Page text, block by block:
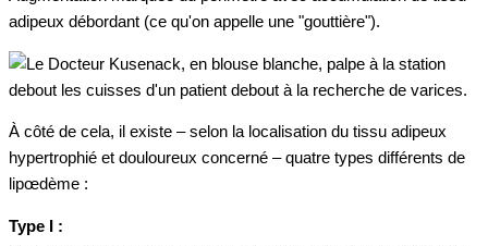
adipeux débordant (ce qu'on appelle une "gouttière").
À côté de cela, il existe – selon la localisation du tissu adipeux
hypertrophié et douloureux concerné – quatre types différents de
lipœdème :
Type I :